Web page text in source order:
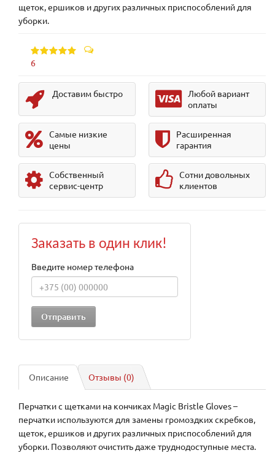
щеток, ершиков и других различных приспособлений для
уборки.
6
Доставим быстро
Любой вариант
оплаты
Самые низкие
цены
Расширенная
гарантия
Собственный
сервис-центр
Сотни довольных
клиентов
Заказать в один клик!
Введите номер телефона
Описание Отзывы (0)
Перчатки с щетками на кончиках Magic Bristle Gloves –
перчатки используются для замены громоздких скребков,
щеток, ершиков и других различных приспособлений для
уборки. Позволяют очистить даже труднодоступные места.